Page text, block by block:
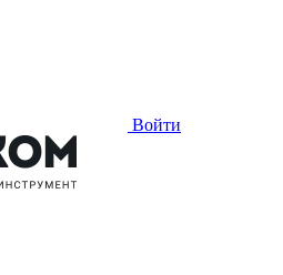
Войти